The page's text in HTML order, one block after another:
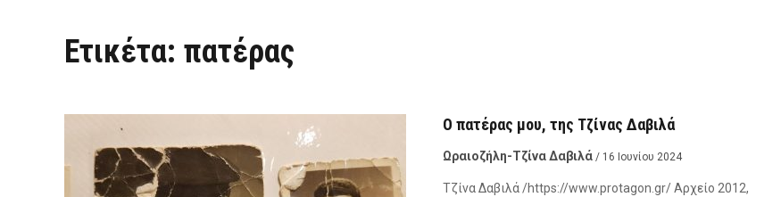
Ετικέτα: πατέρας
Ο πατέρας μου, της Τζίνας Δαβιλά
Ωραιοζήλη-Τζίνα Δαβιλά / 16 Ιουνίου 2024
Τζίνα Δαβιλά /https://www.protagon.gr/ Αρχείο 2012,